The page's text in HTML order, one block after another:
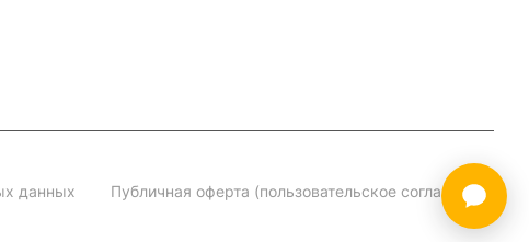
данных Публичная оферта (пользовательское соглашение)